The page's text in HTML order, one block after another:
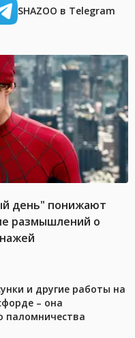
SHAZOO в Telegram
день" понижают
размышлений о
и другие работы на
– она
паломничества